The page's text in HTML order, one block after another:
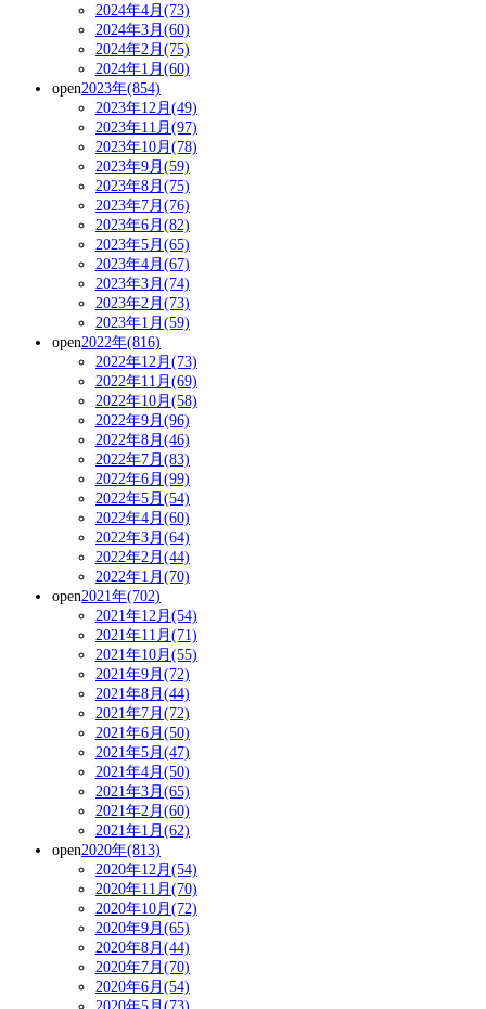
2024年4月(73)
2024年3月(60)
2024年2月(75)
2024年1月(60)
open2023年(854)
2023年12月(49)
2023年11月(97)
2023年10月(78)
2023年9月(59)
2023年8月(75)
2023年7月(76)
2023年6月(82)
2023年5月(65)
2023年4月(67)
2023年3月(74)
2023年2月(73)
2023年1月(59)
open2022年(816)
2022年12月(73)
2022年11月(69)
2022年10月(58)
2022年9月(96)
2022年8月(46)
2022年7月(83)
2022年6月(99)
2022年5月(54)
2022年4月(60)
2022年3月(64)
2022年2月(44)
2022年1月(70)
open2021年(702)
2021年12月(54)
2021年11月(71)
2021年10月(55)
2021年9月(72)
2021年8月(44)
2021年7月(72)
2021年6月(50)
2021年5月(47)
2021年4月(50)
2021年3月(65)
2021年2月(60)
2021年1月(62)
open2020年(813)
2020年12月(54)
2020年11月(70)
2020年10月(72)
2020年9月(65)
2020年8月(44)
2020年7月(70)
2020年6月(54)